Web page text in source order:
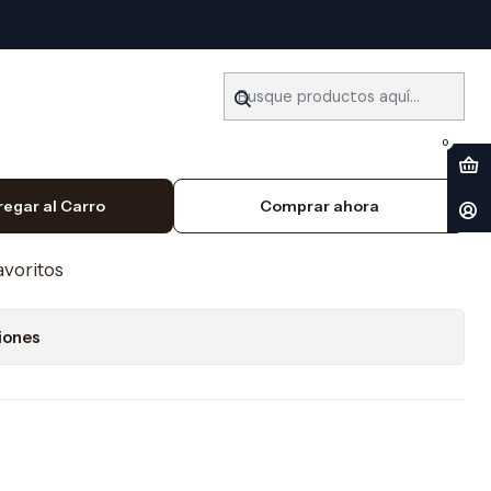
0
Ingles
Honda S2000 (1999-
al Carro Comprar ahora